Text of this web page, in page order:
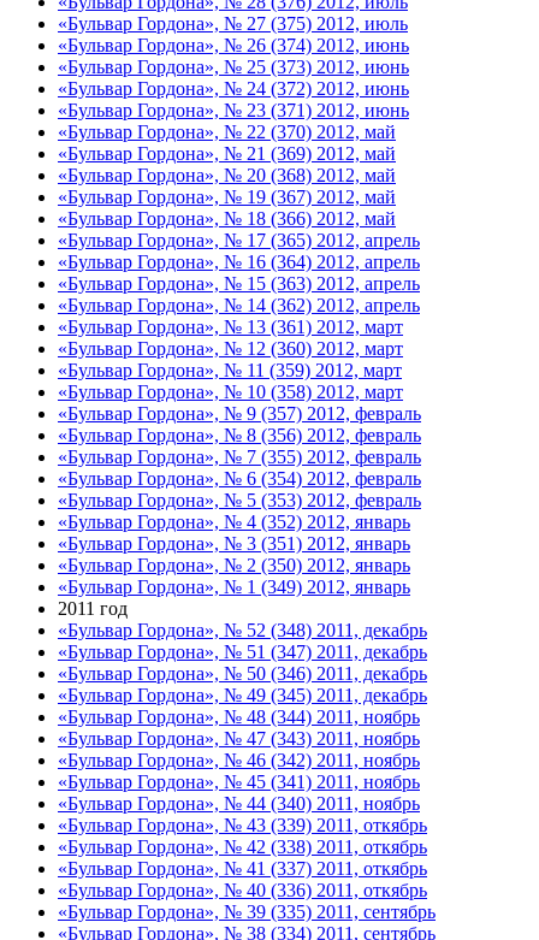
«Бульвар Гордона», № 27 (375) 2012, июль
«Бульвар Гордона», № 26 (374) 2012, июнь
«Бульвар Гордона», № 25 (373) 2012, июнь
«Бульвар Гордона», № 24 (372) 2012, июнь
«Бульвар Гордона», № 23 (371) 2012, июнь
«Бульвар Гордона», № 22 (370) 2012, май
«Бульвар Гордона», № 21 (369) 2012, май
«Бульвар Гордона», № 20 (368) 2012, май
«Бульвар Гордона», № 19 (367) 2012, май
«Бульвар Гордона», № 18 (366) 2012, май
«Бульвар Гордона», № 17 (365) 2012, апрель
«Бульвар Гордона», № 16 (364) 2012, апрель
«Бульвар Гордона», № 15 (363) 2012, апрель
«Бульвар Гордона», № 14 (362) 2012, апрель
«Бульвар Гордона», № 13 (361) 2012, март
«Бульвар Гордона», № 12 (360) 2012, март
«Бульвар Гордона», № 11 (359) 2012, март
«Бульвар Гордона», № 10 (358) 2012, март
«Бульвар Гордона», № 9 (357) 2012, февраль
«Бульвар Гордона», № 8 (356) 2012, февраль
«Бульвар Гордона», № 7 (355) 2012, февраль
«Бульвар Гордона», № 6 (354) 2012, февраль
«Бульвар Гордона», № 5 (353) 2012, февраль
«Бульвар Гордона», № 4 (352) 2012, январь
«Бульвар Гордона», № 3 (351) 2012, январь
«Бульвар Гордона», № 2 (350) 2012, январь
«Бульвар Гордона», № 1 (349) 2012, январь
2011 год
«Бульвар Гордона», № 52 (348) 2011, декабрь
«Бульвар Гордона», № 51 (347) 2011, декабрь
«Бульвар Гордона», № 50 (346) 2011, декабрь
«Бульвар Гордона», № 49 (345) 2011, декабрь
«Бульвар Гордона», № 48 (344) 2011, ноябрь
«Бульвар Гордона», № 47 (343) 2011, ноябрь
«Бульвар Гордона», № 46 (342) 2011, ноябрь
«Бульвар Гордона», № 45 (341) 2011, ноябрь
«Бульвар Гордона», № 44 (340) 2011, ноябрь
«Бульвар Гордона», № 43 (339) 2011, откябрь
«Бульвар Гордона», № 42 (338) 2011, откябрь
«Бульвар Гордона», № 41 (337) 2011, откябрь
«Бульвар Гордона», № 40 (336) 2011, откябрь
«Бульвар Гордона», № 39 (335) 2011, сентябрь
«Бульвар Гордона», № 38 (334) 2011, сентябрь